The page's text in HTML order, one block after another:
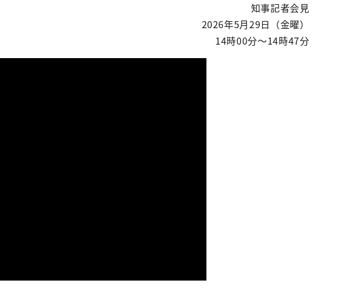
知事記者会見
2026年5月29日（金曜）
14時00分～14時47分